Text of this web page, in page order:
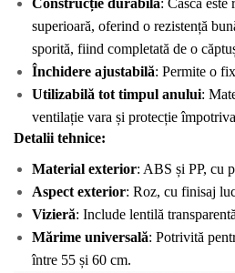
Construcție durabilă: Casca
superioară, oferind o rezistență
sporită, fiind completată de o
Închidere ajustabilă: Permite o
Utilizabilă tot timpul anului:
ventilație vara și protecție
Detalii tehnice:
Material exterior: ABS și PP, cu
Aspect exterior: Roz, cu finisaj
Vizieră: Include lentilă
Mărime universală: Potrivită
între 55 și 60 cm.